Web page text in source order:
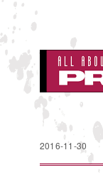
2016-11-30